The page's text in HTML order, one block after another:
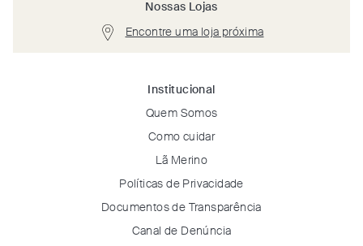
Nossas Lojas
Encontre uma loja próxima
Institucional
Quem Somos
Como cuidar
Lã Merino
Políticas de Privacidade
Documentos de Transparência
Canal de Denúncia